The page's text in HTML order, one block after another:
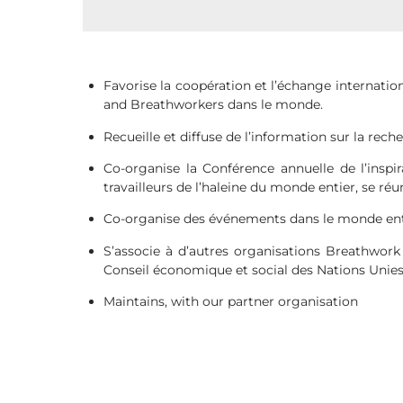
Favorise la coopération et l’échange
and Breathworkers dans le monde.
Recueille et diffuse de l’information sur la
Co-organise la Conférence annuelle de
travailleurs de l’haleine du monde entier, se
Co-organise des événements dans le monde
S’associe à d’autres organisations
Conseil économique et social des Nations
Maintains, with our partner organisation